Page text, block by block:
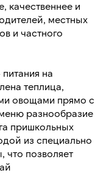
качественнее и
местных
и частного
на
теплица,
овощами прямо с
разнообразие
пришкольных
из специально
что позволяет